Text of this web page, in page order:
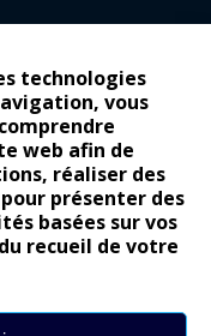
technologies
vous
web afin de
réaliser des
présenter des
basées sur vos
recueil de votre